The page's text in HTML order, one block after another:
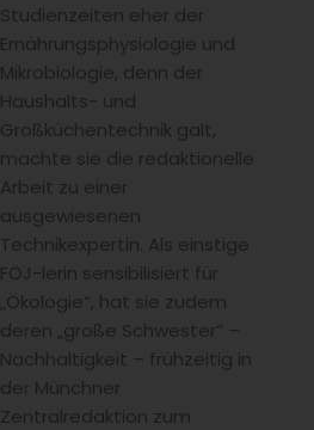
Studienzeiten eher der
Ernährungsphysiologie und
Mikrobiologie, denn der
Haushalts- und
Großküchentechnik galt,
machte sie die redaktionelle
Arbeit zu einer
ausgewiesenen
Technikexpertin. Als einstige
FÖJ-lerin sensibilisiert für
„Ökologie“, hat sie zudem
deren „große Schwester“ –
Nachhaltigkeit – frühzeitig in
der Münchner
Zentralredaktion zum